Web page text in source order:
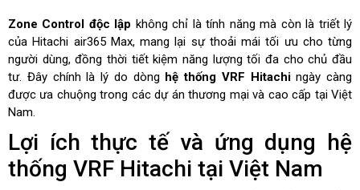
Zone Control độc lập không chỉ là tính năng mà còn là triết lý
của Hitachi air365 Max, mang lại sự thoải mái tối ưu cho từng
người dùng, đồng thời tiết kiệm năng lượng tối đa cho chủ đầu
tư. Đây chính là lý do dòng hệ thống VRF Hitachingày càng
được ưa chuộng trong các dự án thương mại và cao cấp tại Việt
Nam.
Lợi ích thực tế và ứng dụng hệ
thống VRF Hitachi tại Việt Nam